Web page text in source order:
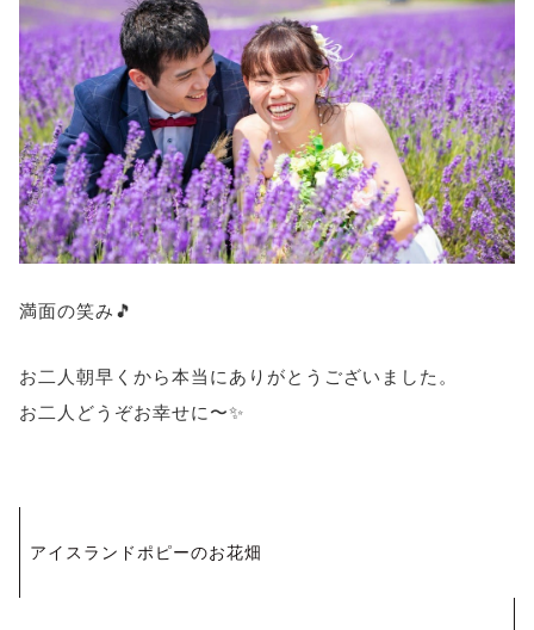
満面の笑み🎵
お二人朝早くから本当にありがとうございました。
お二人どうぞお幸せに〜✨
稿
アイスランドポピーのお花畑